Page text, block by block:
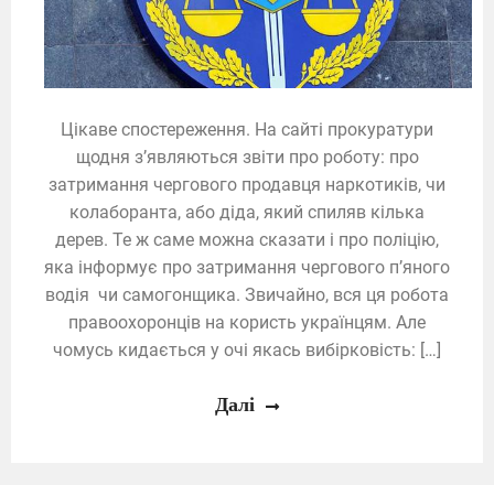
Цікаве спостереження. На сайті прокуратури
щодня з’являються звіти про роботу: про
затримання чергового продавця наркотиків, чи
колаборанта, або діда, який спиляв кілька
дерев. Те ж саме можна сказати і про поліцію,
яка інформує про затримання чергового п’яного
водія чи самогонщика. Звичайно, вся ця робота
правоохоронців на користь українцям. Але
чомусь кидається у очі якась вибірковість: […]
Далі